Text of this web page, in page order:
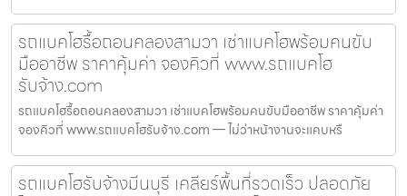
รถแบคโฮรื้อถอนคลองสามวา เช่าแบคโฮพร้อมคนขับ
มืออาชีพ ราคาคุ้มค่า จองคิวที่ www.รถแบคโฮ
รับจ้าง.com
รถแบคโฮรื้อถอนคลองสามวา เช่าแบคโฮพร้อมคนขับมืออาชีพ ราคาคุ้มค่า
จองคิวที่ www.รถแบคโฮรับจ้าง.com — ไม่ว่าหน้างานจะแคบหรื
รถแบคโฮรับจ้างมีนบุรี เคลียร์พื้นที่รวดเร็ว ปลอดภัย